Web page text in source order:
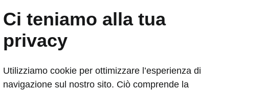
batteria
Ci teniamo alla tua
privacy
Utilizziamo cookie per ottimizzare l’esperienza di
navigazione sul nostro sito. Ciò comprende la